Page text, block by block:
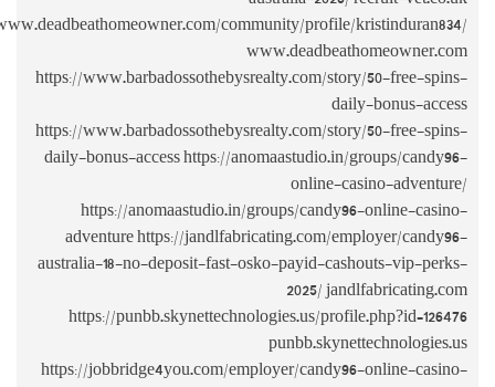
https://
https://
https://
daily-bonus-
https://
australia-18-
https://
https://